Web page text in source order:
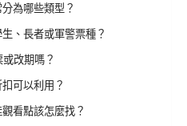
為哪些類型？
、長者或軍警票種？
改期嗎？
可以利用？
看點該怎麼找？